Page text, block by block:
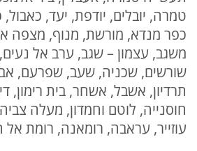
טמרה, יובלים, יודפת, יעד,
כפר מנדא, מורשת, מנוף, מצפה
משגב, עצמון – שגב, ערב אל
שורשים, שכניה, שעב, שפרעם,
תרדיון, אשבל, אשחר, בית רימון,
חוסנייה, לוטם וחמדון, מעלה
עוזייר, עראבה, רומאנה, רומת אל